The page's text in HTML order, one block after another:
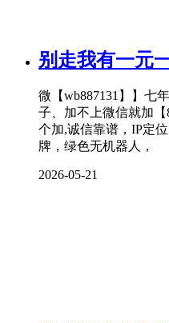
别走我有一元
微【wb887131】】七
子、加不上微信就加
个加,诚信靠谱，IP定
牌，绿色无机器人，
2026-05-21